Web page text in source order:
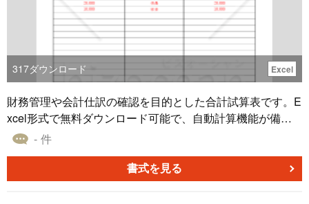
317ダウンロード Excel
財務管理や会計仕訳の確認を目的とした合計試算表です。E
xcel形式で無料ダウンロード可能で、自動計算機能が備わ
っているため借方と貸方の合計が一致しているかを一目で
利用され、企業の経理業務において不可欠なツールのひと
つです。試算表には「合計試算表」「残高試算表」「合計
- 件
書式を見る